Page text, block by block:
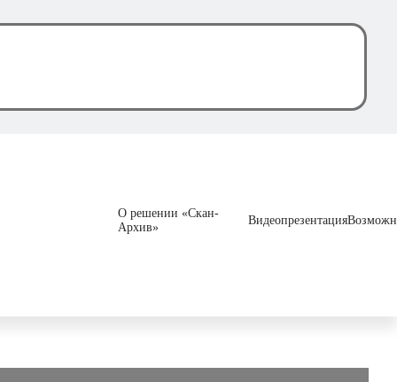
О решении «Скан-
Архив»
Видеопрезентация